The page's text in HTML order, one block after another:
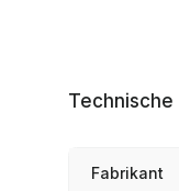
Technische
Fabrikant